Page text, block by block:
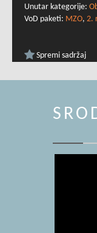
Unutar kategorije:
VoD paketi: MZO, 2.
Spremi sadržaj